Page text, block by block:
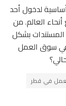
لدخول أحد
العالم. من
المستندات بشكل
في سوق العمل
في قطر